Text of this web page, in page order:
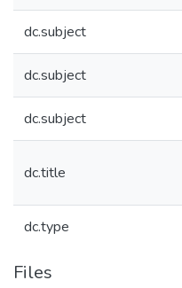
dc.subject
dc.subject
dc.subject
dc.title
dc.type
Files